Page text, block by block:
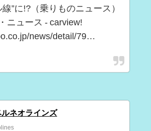
”に!?（乗りものニュース）
ニュース - carview!
news/detail/79…
ネオラインズ